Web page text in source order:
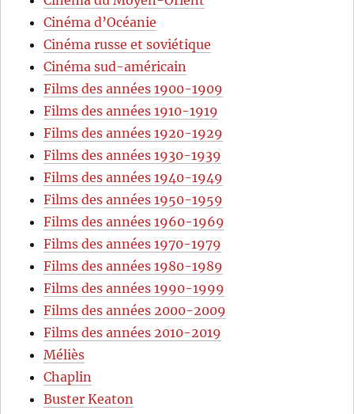
Cinéma d’Océanie
Cinéma russe et soviétique
Cinéma sud-américain
Films des années 1900-1909
Films des années 1910-1919
Films des années 1920-1929
Films des années 1930-1939
Films des années 1940-1949
Films des années 1950-1959
Films des années 1960-1969
Films des années 1970-1979
Films des années 1980-1989
Films des années 1990-1999
Films des années 2000-2009
Films des années 2010-2019
Méliès
Chaplin
Buster Keaton